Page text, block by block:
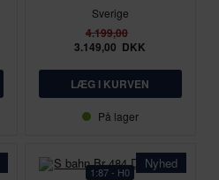
Sverige
4.199,00
3.149,00 DKK
På lager
Nyhed
1:87 - H0